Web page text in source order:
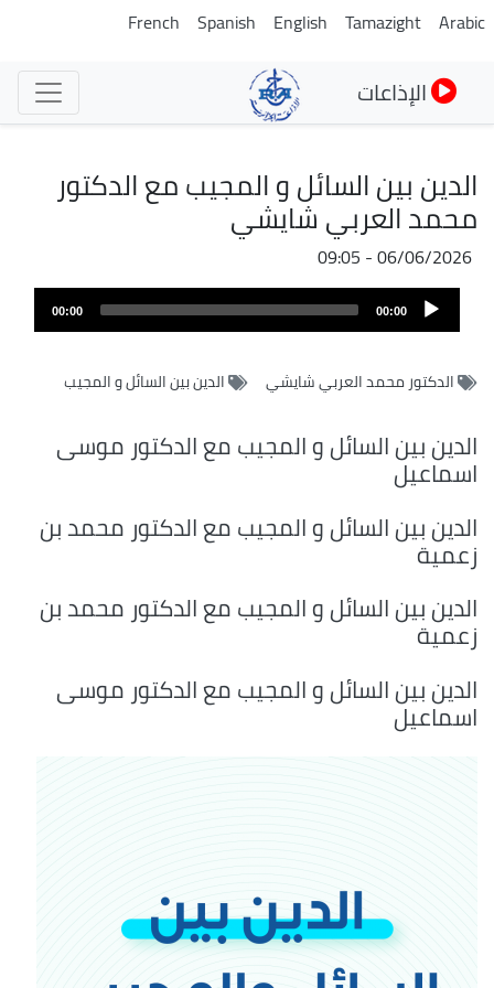
تجاوز
Arabic
Tamazight
English
Spanish
French
الإذاعات
الدين بين السائل و المجيب مع الدكتور
محمد العربي شايشي
06/06/2026 - 09:05
Audio
Player
00:00
00:00
الدكتور محمد العربي شايشي الدين بين السائل و المجيب
الدين بين السائل و المجيب مع الدكتور موسى
اسماعيل
الدين بين السائل و المجيب مع الدكتور محمد بن
زعمية
الدين بين السائل و المجيب مع الدكتور محمد بن
زعمية
الدين بين السائل و المجيب مع الدكتور موسى
اسماعيل